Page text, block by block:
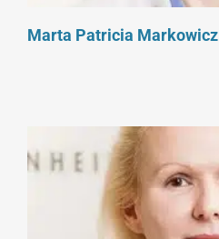
Marta Patricia Markowicz